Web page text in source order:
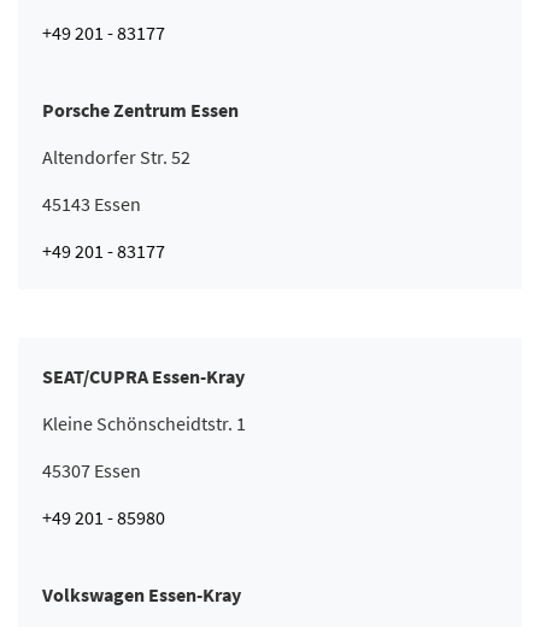
+49 201 - 83177
Porsche Zentrum Essen
Altendorfer Str. 52
45143 Essen
+49 201 - 83177
SEAT/CUPRA Essen-Kray
Kleine Schönscheidtstr. 1
45307 Essen
+49 201 - 85980
Volkswagen Essen-Kray